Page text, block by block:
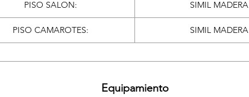
PISO SALON: SIMIL MADERA
PISO CAMAROTES: SIMIL MADERA
Equipamiento